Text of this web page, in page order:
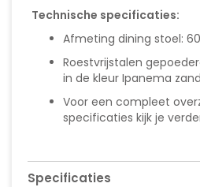
Technische specificaties:
Afmeting dining stoel:
Roestvrijstalen
in de kleur Ipanema zand
Voor een compleet
specificaties kijk je
Specificaties